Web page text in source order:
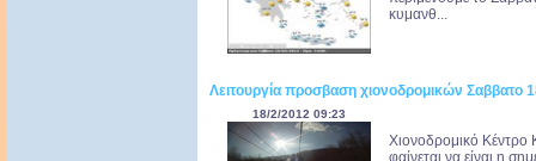
κυμανθ...
Λειτουργία προσβαση χιονοδρομικών Σαββατο
18/2/2012 09:23
Χιονοδρομικό Κέντρο
φαίνεται να είναι η